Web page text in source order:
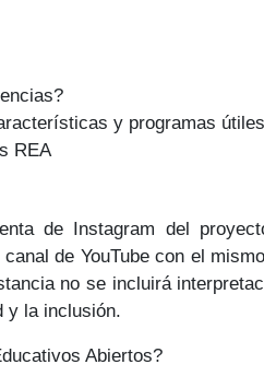
y programas
REA
de Instagram del
de YouTube con el
no se incluirá
y la inclusión.
Abiertos?